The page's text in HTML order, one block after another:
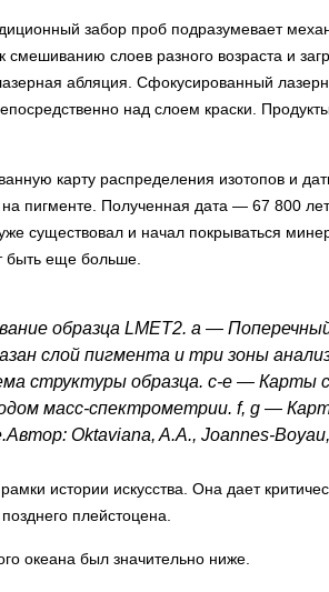
забор проб подразумевает
смешиванию слоев разного возраста и
абляция. Сфокусированный
над слоем краски.
карту распределения изотопов и
пигменте. Полученная дата — 67 800
существовал и начал покрываться
быть еще больше.
образца LMET2. a —
слой пигмента и три зоны
структуры образца. c-e — Карты
масс-спектрометрии. f, g —
Oktaviana, A.A., Joannes-
истории искусства. Она дает
плейстоцена.
океана был значительно ниже.